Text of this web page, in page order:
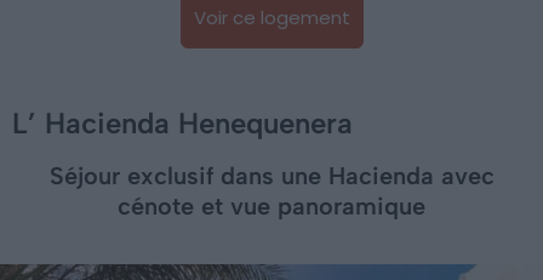
Voir ce logement
L’ Hacienda Henequenera
Séjour exclusif dans une Hacienda avec
cénote et vue panoramique